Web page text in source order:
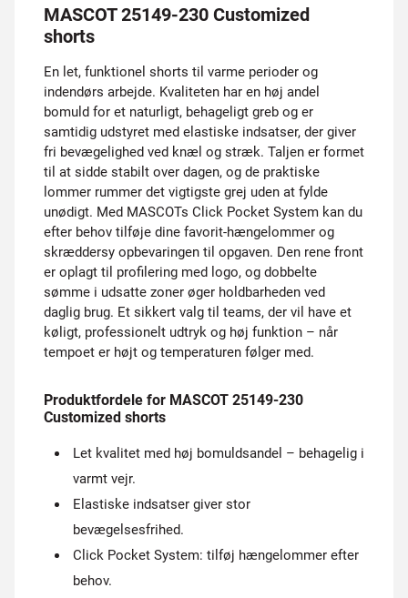
MASCOT 25149-230 Customized
shorts
En let, funktionel shorts til varme perioder og
indendørs arbejde. Kvaliteten har en høj andel
bomuld for et naturligt, behageligt greb og er
samtidig udstyret med elastiske indsatser, der giver
fri bevægelighed ved knæl og stræk. Taljen er formet
til at sidde stabilt over dagen, og de praktiske
lommer rummer det vigtigste grej uden at fylde
unødigt. Med MASCOTs Click Pocket System kan du
efter behov tilføje dine favorit-hængelommer og
skræddersy opbevaringen til opgaven. Den rene front
er oplagt til profilering med logo, og dobbelte
sømme i udsatte zoner øger holdbarheden ved
daglig brug. Et sikkert valg til teams, der vil have et
køligt, professionelt udtryk og høj funktion – når
tempoet er højt og temperaturen følger med.
Produktfordele for MASCOT 25149-230
Customized shorts
Let kvalitet med høj bomuldsandel – behagelig i
varmt vejr.
Elastiske indsatser giver stor
bevægelsesfrihed.
Click Pocket System: tilføj hængelommer efter
behov.